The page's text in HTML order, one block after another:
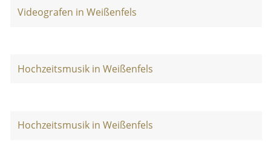
Videografen in Weißenfels
Hochzeitsmusik in Weißenfels
Hochzeitsmusik in Weißenfels